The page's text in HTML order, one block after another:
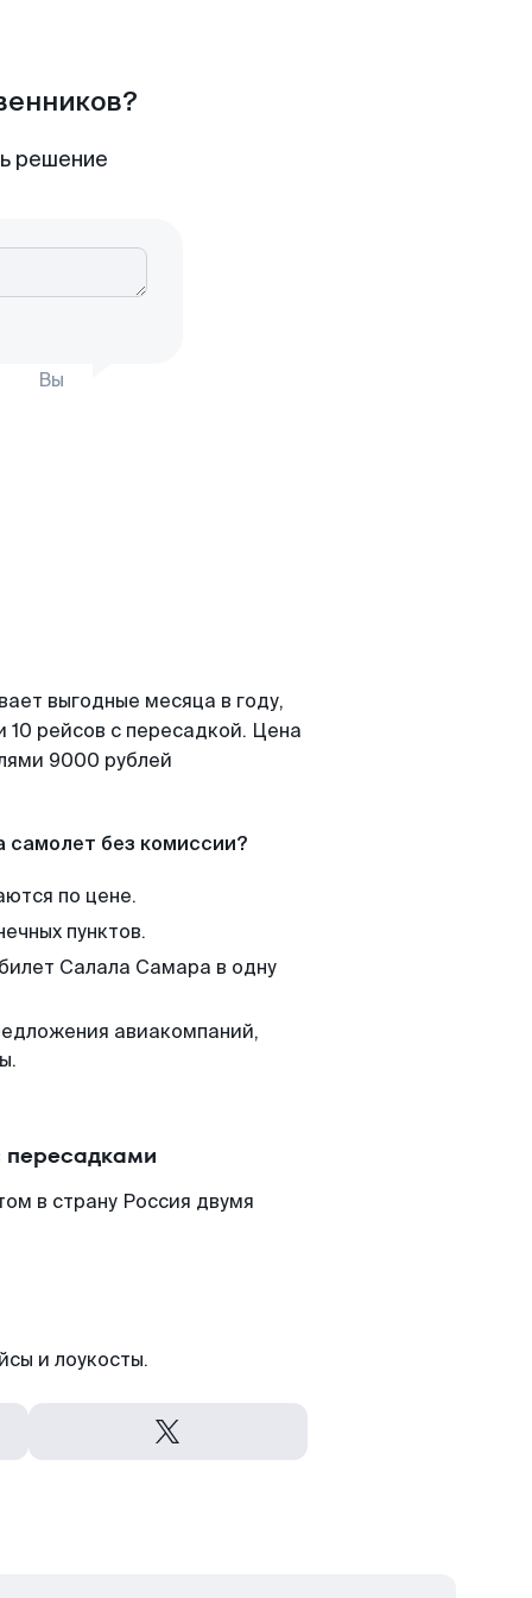
решение
Вы
выгодные месяца в году,
рейсов с пересадкой. Цена
9000 рублей
самолет без комиссии?
по цене.
пунктов.
Салала Самара в одну
авиакомпаний,
в страну Россия двумя
и лоукосты.